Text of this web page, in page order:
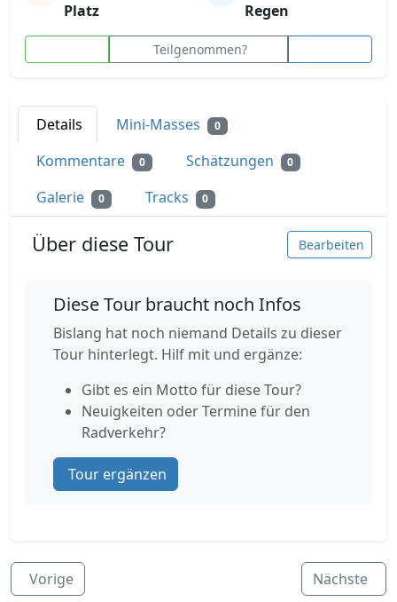
Platz
Regen
Teilgenommen?
Details Mini-Masses 0
Kommentare 0 Schätzungen 0
Galerie 0 Tracks 0
Über diese Tour Bearbeiten
Diese Tour braucht noch Infos
Bislang hat noch niemand Details zu dieser
Tour hinterlegt. Hilf mit und ergänze:
Gibt es ein Motto für diese Tour?
Neuigkeiten oder Termine für den
Radverkehr?
Tour ergänzen
Vorige Nächste